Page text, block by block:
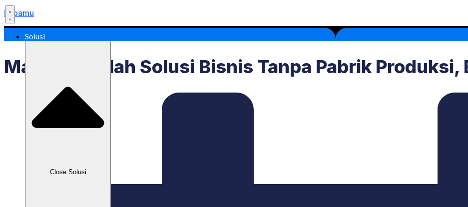
Labamu
Solusi
Close Solusi
Maklon Adalah Solusi Bisnis Tanpa Pabrik Produksi,